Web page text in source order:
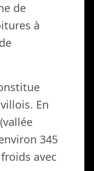
de
à
En
345
avec